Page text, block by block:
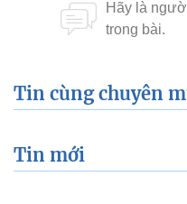
Tin cùng chuyên
Tin mới